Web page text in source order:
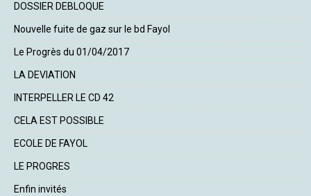
DOSSIER DEBLOQUE
Nouvelle fuite de gaz sur le bd Fayol
Le Progrès du 01/04/2017
LA DEVIATION
INTERPELLER LE CD 42
CELA EST POSSIBLE
ECOLE DE FAYOL
LE PROGRES
Enfin invités